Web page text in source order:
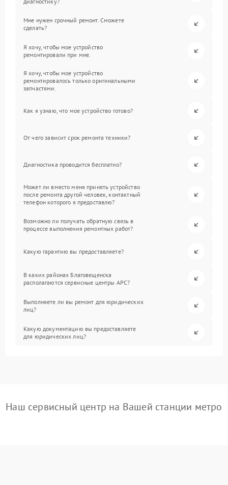
Мне нужен срочный ремонт. Сможете
сделать?
Я хочу, чтобы мое устройство
ремонтировали при мне.
Я хочу, чтобы мое устройство
ремонтировалось только оригинальными
запчастями.
Как я узнаю, что мое устройство готово?
От чего зависит срок ремонта техники?
Диагностика проводится бесплатно?
Может ли вместо меня принять устройство
после ремонта другой человек, контактный
телефон которого я предоставлю?
Возможно ли получать обратную связь в
процессе выполнения ремонтных работ?
Какую гарантию вы предоставляете?
В каких районах Благовещенска
располагаются сервисные центры APC?
Выполняете ли вы ремонт для юридических
лиц?
Какую документацию вы предоставляете
для юридических лиц?
Наш сервисный центр на Вашей станции метро